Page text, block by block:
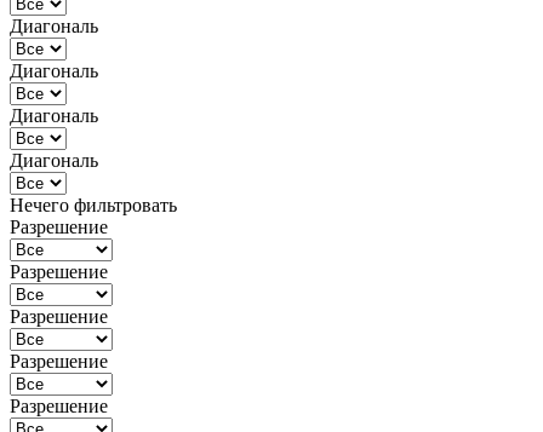
Диагональ
Диагональ
Диагональ
Диагональ
Нечего фильтровать
Разрешение
Разрешение
Разрешение
Разрешение
Разрешение